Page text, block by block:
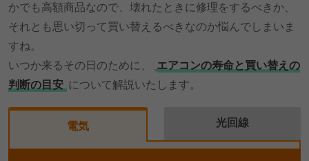
かでも高額商品なので、壊れたときに修理をするべきか、
それとも思い切って買い替えるべきなのか悩んでしまいま
すね。
いつか来るその日のために、
エアコンの寿命と買い替えの
判断の目安 について解説いたします。
電気 光回線